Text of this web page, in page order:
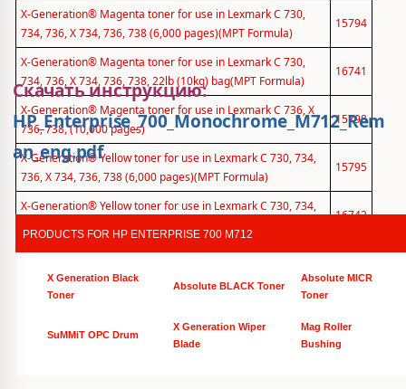
X-Generation® Magenta toner for use in Lexmark C 730,
734, 736, X 734, 736, 738 (6,000 pages)(MPT Formula)
15794
X-Generation® Magenta toner for use in Lexmark C 730,
734, 736, X 734, 736, 738, 22lb (10kg) bag(MPT Formula)
16741
X-Generation® Magenta toner for use in Lexmark C 736, X
736, 738, (10,000 pages)
15798
X-Generation® Yellow toner for use in Lexmark C 730, 734,
736, X 734, 736, 738 (6,000 pages)(MPT Formula)
15795
X-Generation® Yellow toner for use in Lexmark C 730, 734,
16742
X-Generation® Yellow toner for use in Lexmark C 736, X 736,
738, (10,000 pages)
Скачать инструкцию:
HP_Enterprise_700_Monochrome_M712_Rem
an_eng.pdf
PRODUCTS FOR HP ENTERPRISE 700 M712
X Generation Black
Toner
Absolute BLACK Toner
Absolute MICR
Toner
SuMMiT OPC Drum
X Generation Wiper
Blade
Mag Roller
Bushing